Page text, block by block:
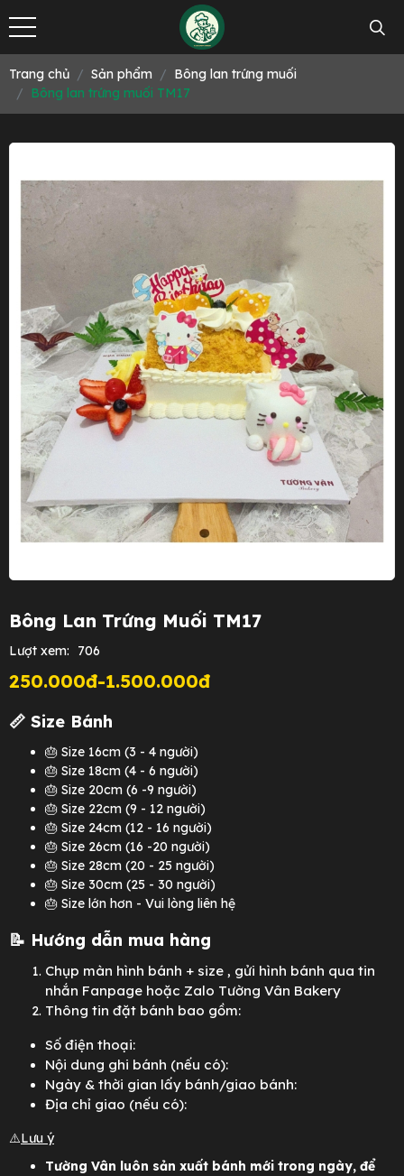
Trang chủ Sản phẩm
Bông lan trứng muối
Bông lan trứng muối TM17
Bông Lan Trứng Muối TM17
Lượt xem: 706
250.000đ-1.500.000đ
📏 Size Bánh
🎂 Size 16cm (3 - 4 người)
🎂 Size 18cm (4 - 6 người)
🎂 Size 20cm (6 -9 người)
🎂 Size 22cm (9 - 12 người)
🎂 Size 24cm (12 - 16 người)
🎂 Size 26cm (16 -20 người)
🎂 Size 28cm (20 - 25 người)
🎂 Size 30cm (25 - 30 người)
🎂 Size lớn hơn - Vui lòng liên hệ
📝 Hướng dẫn mua hàng
Chụp màn hình bánh + size , gửi hình bánh qua tin
nhắn Fanpage hoặc Zalo Tường Vân Bakery
Thông tin đặt bánh bao gồm:
Số điện thoại:
Nội dung ghi bánh (nếu có):
Ngày & thời gian lấy bánh/giao bánh:
Địa chỉ giao (nếu có):
⚠️Lưu ý
Tường Vân luôn sản xuất bánh mới trong ngày, để